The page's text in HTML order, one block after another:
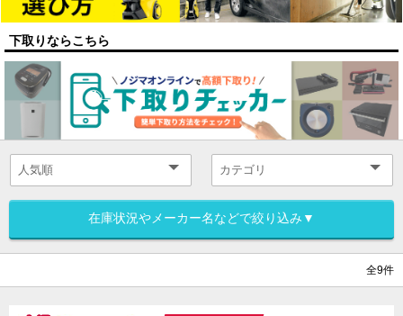
下取りならこちら
在庫状況やメーカー名などで絞り込み▼
全9件